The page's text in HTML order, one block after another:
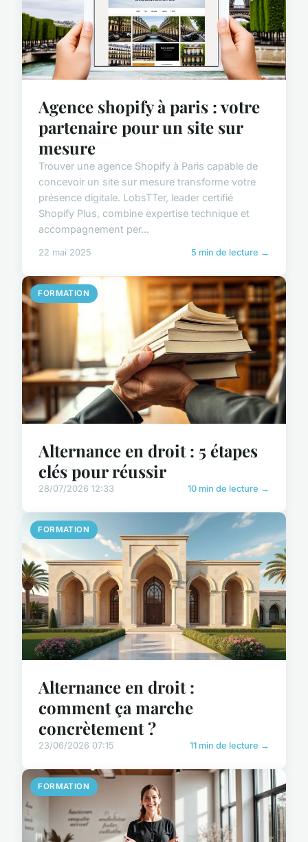
Agence shopify à paris : votre
partenaire pour un site sur
mesure
Trouver une agence Shopify à Paris capable de
concevoir un site sur mesure transforme votre
présence digitale. LobsTTer, leader certifié
Shopify Plus, combine expertise technique et
accompagnement per...
22 mai 2025 5 min de lecture →
FORMATION
Alternance en droit : 5 étapes
clés pour réussir
28/07/2026 12:33 10 min de lecture →
FORMATION
Alternance en droit :
comment ça marche
concrètement ?
23/06/2026 07:15 11 min de lecture →
FORMATION